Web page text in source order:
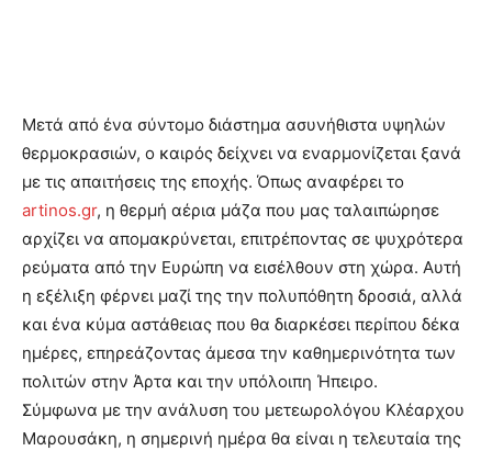
Μετά από ένα σύντομο διάστημα ασυνήθιστα υψηλών
θερμοκρασιών, ο καιρός δείχνει να εναρμονίζεται ξανά
με τις απαιτήσεις της εποχής. Όπως αναφέρει το
artinos.gr, η θερμή αέρια μάζα που μας ταλαιπώρησε
αρχίζει να απομακρύνεται, επιτρέποντας σε ψυχρότερα
ρεύματα από την Ευρώπη να εισέλθουν στη χώρα. Αυτή
η εξέλιξη φέρνει μαζί της την πολυπόθητη δροσιά, αλλά
και ένα κύμα αστάθειας που θα διαρκέσει περίπου δέκα
ημέρες, επηρεάζοντας άμεσα την καθημερινότητα των
πολιτών στην Άρτα και την υπόλοιπη Ήπειρο.
Σύμφωνα με την ανάλυση του μετεωρολόγου Κλέαρχου
Μαρουσάκη, η σημερινή ημέρα θα είναι η τελευταία της